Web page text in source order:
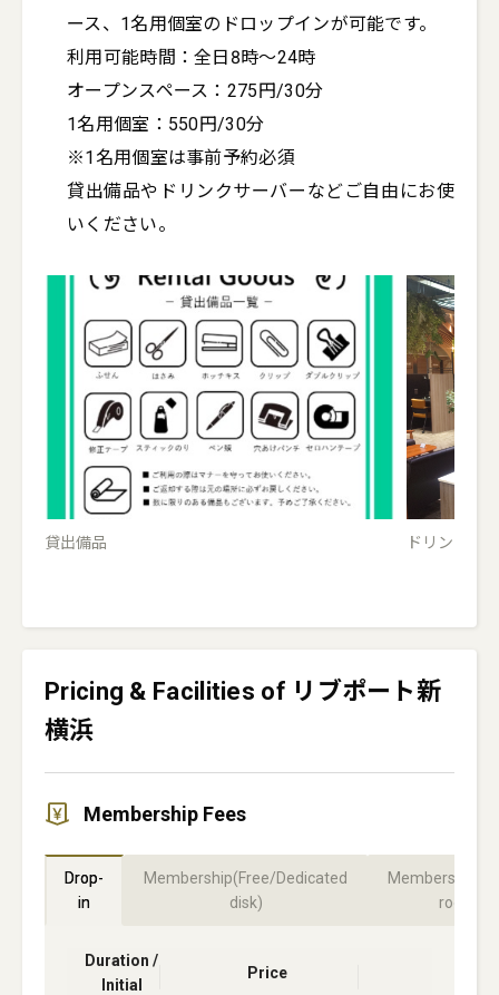
ース、1名用個室のドロップインが可能です。
利用可能時間：全日8時～24時
オープンスペース：275円/30分
1名用個室：550円/30分
※1名用個室は事前予約必須
貸出備品やドリンクサーバーなどご自由にお使
いください。
貸出備品 ドリンクサ
Pricing & Facilities of リブポート新
横浜
Membership Fees
Drop-
in
Membership(Free/Dedicated
disk)
room)
Duration /
Initial
Price